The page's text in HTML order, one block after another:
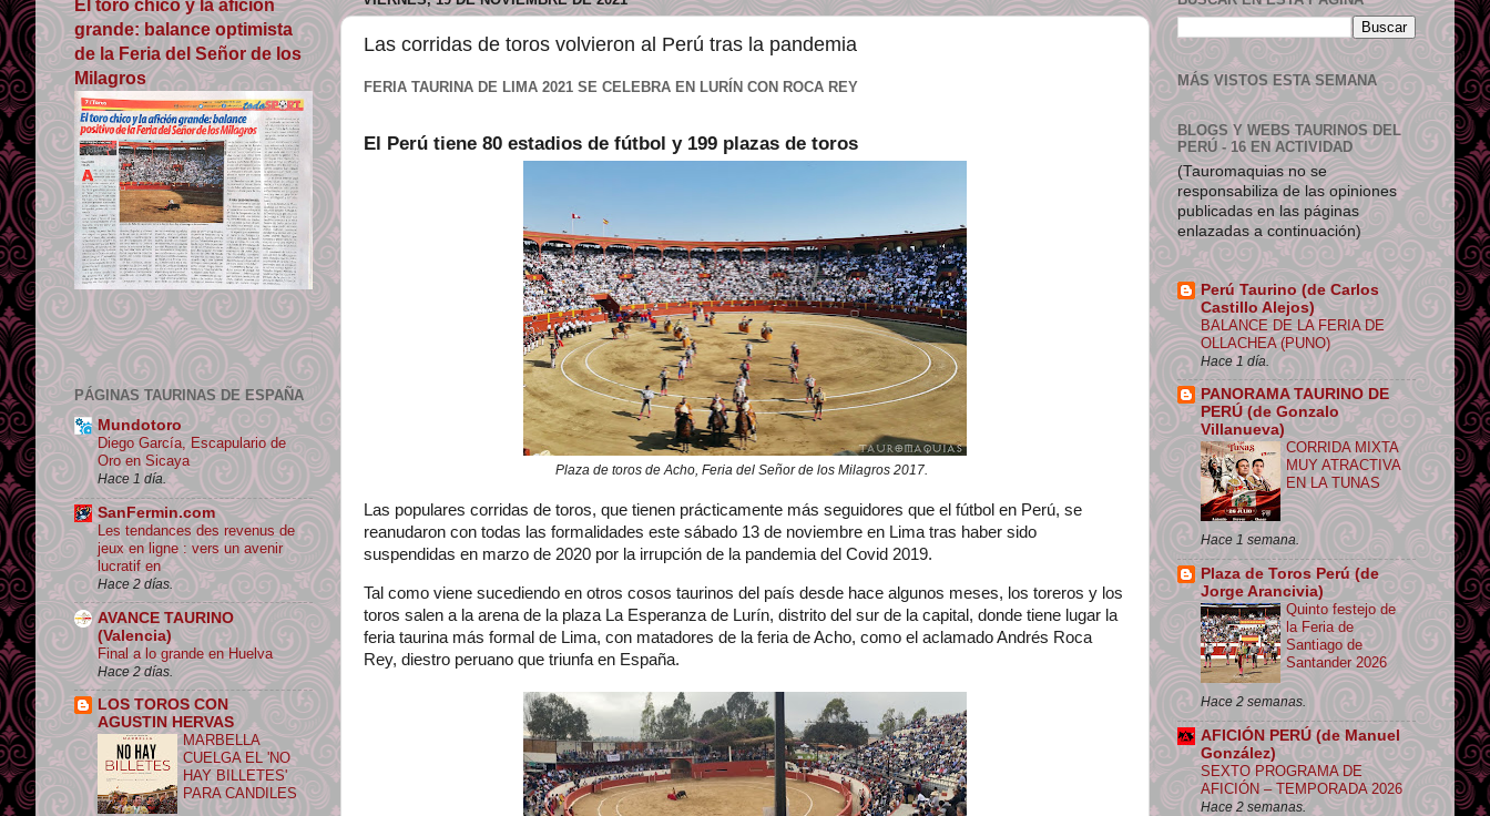
Las corridas de toros volvieron al Perú tras la pandemia
FERIA TAURINA DE LIMA 2021 SE CELEBRA EN LURÍN CON ROCA REY
El Perú tiene 80 estadios de fútbol y 199 plazas de toros
Plaza de toros de Acho, Feria del Señor de los Milagros 2017.
Las populares corridas de toros, que tienen prácticamente más seguidores que el fútbol en Perú, se
reanudaron con todas las formalidades este sábado 13 de noviembre en Lima tras haber sido
suspendidas en marzo de 2020 por la irrupción de la pandemia del Covid 2019.
Tal como viene sucediendo en otros cosos taurinos del país desde hace algunos meses, los toreros y los
toros salen a la arena de la plaza La Esperanza de Lurín, distrito del sur de la capital, donde tiene lugar la
feria taurina más formal de Lima, con matadores de la feria de Acho, como el aclamado Andrés Roca
Rey, diestro peruano que triunfa en España.
El toro chico y la afición
grande: balance optimista
de la Feria del Señor de los
Milagros
Los contenidos de Tauromaquias tienen licencia libre para uso no comercial siempre que se de crédito y enlace su origen.
PÁGINAS TAURINAS DE ESPAÑA
Mundotoro
Diego García, Escapulario de
Oro en Sicaya
Hace 1 día.
SanFermin.com
Les tendances des revenus de
jeux en ligne : vers un avenir
lucratif en
Hace 2 días.
AVANCE TAURINO
(Valencia)
Final a lo grande en Huelva
Hace 2 días.
LOS TOROS CON
AGUSTIN HERVAS
MARBELLA
CUELGA EL 'NO
HAY BILLETES'
PARA CANDILES
MÁS VISTOS ESTA SEMANA
BLOGS Y WEBS TAURINOS DEL
PERÚ - 16 EN ACTIVIDAD
(Tauromaquias no se
responsabiliza de las opiniones
publicadas en las páginas
enlazadas a continuación)
Perú Taurino (de Carlos
Castillo Alejos)
BALANCE DE LA FERIA DE
OLLACHEA (PUNO)
Hace 1 día.
PANORAMA TAURINO DE
PERÚ (de Gonzalo
Villanueva)
CORRIDA MIXTA
MUY ATRACTIVA
EN LA TUNAS
Hace 1 semana.
Plaza de Toros Perú (de
Jorge Arancivia)
Quinto festejo de
la Feria de
Santiago de
Santander 2026
Hace 2 semanas.
AFICIÓN PERÚ (de Manuel
González)
SEXTO PROGRAMA DE
AFICIÓN – TEMPORADA 2026
Hace 2 semanas.